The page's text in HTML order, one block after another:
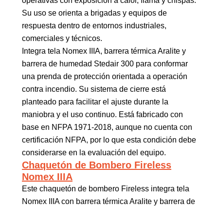
Su uso se orienta a brigadas y equipos de
respuesta dentro de entornos industriales,
comerciales y técnicos.
Integra tela Nomex IIIA, barrera térmica Aralite y
barrera de humedad Stedair 300 para conformar
una prenda de protección orientada a operación
contra incendio. Su sistema de cierre está
planteado para facilitar el ajuste durante la
maniobra y el uso continuo. Está fabricado con
base en NFPA 1971-2018, aunque no cuenta con
certificación NFPA, por lo que esta condición debe
considerarse en la evaluación del equipo.
Chaquetón de Bombero Fireless
Nomex IIIA
Este chaquetón de bombero Fireless integra tela
Nomex IIIA con barrera térmica Aralite y barrera de